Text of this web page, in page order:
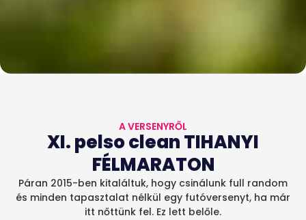
A VERSENYRŐL
XI. pelso clean TIHANYI
FÉLMARATON
Páran 2015-ben kitaláltuk, hogy csinálunk full random
és minden tapasztalat nélkül egy futóversenyt, ha már
itt nőttünk fel. Ez lett belőle.